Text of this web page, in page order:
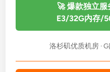
🚀 爆款独立
E3/32G内存/
洛杉矶优质机房 ·